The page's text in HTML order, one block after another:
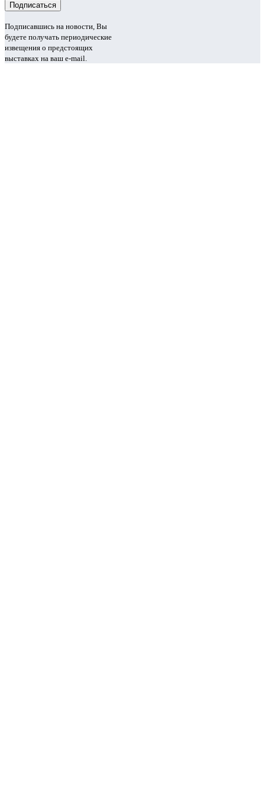
Подписавшись на новости, Вы
будете получать периодические
извещения о предстоящих
выставках на ваш e-mail.